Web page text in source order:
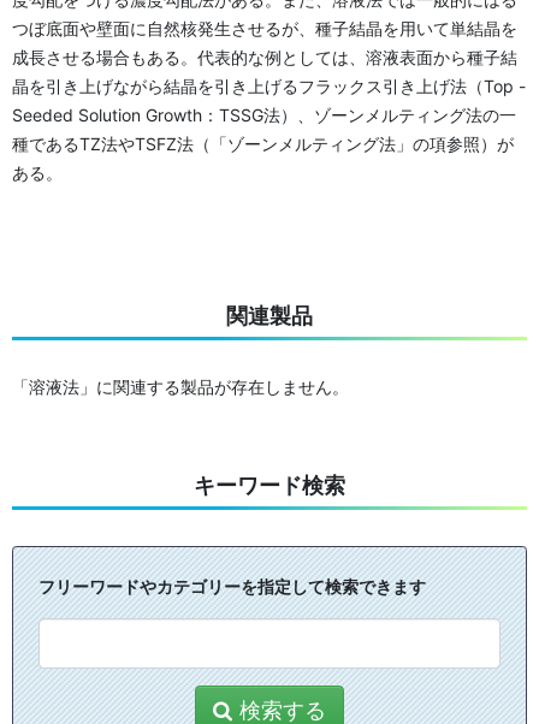
つぼ底面や壁面に自然核発生させるが、種子結晶を用いて単結晶を
成長させる場合もある。代表的な例としては、溶液表面から種子結
晶を引き上げながら結晶を引き上げるフラックス引き上げ法（Top -
Seeded Solution Growth：TSSG法）、ゾーンメルティング法の一
種であるTZ法やTSFZ法（「ゾーンメルティング法」の項参照）が
ある。
関連製品
「溶液法」に関連する製品が存在しません。
キーワード検索
フリーワードやカテゴリーを指定して検索できます
検索する